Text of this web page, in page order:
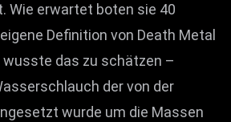
Wie erwartet boten sie 40
Definition von Death Metal
wusste das zu schätzen –
der von der
wurde um die Massen